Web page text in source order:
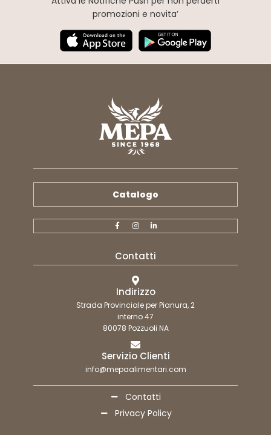
promozioni e novita’
Catalogo
Contatti
Indirizzo
Strada Provinciale per Pianura, 2
interno 47
80078 Pozzuoli NA
Servizio Clienti
info@mepaalimentari.com
Contatti
Privacy Policy